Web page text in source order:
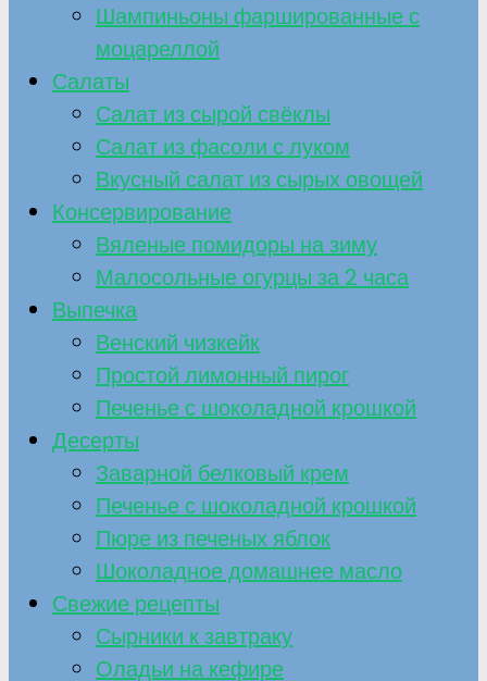
Шампиньоны фаршированные с
моцареллой
Салаты
Салат из сырой свёклы
Салат из фасоли с луком
Вкусный салат из сырых овощей
Консервирование
Вяленые помидоры на зиму
Малосольные огурцы за 2 часа
Выпечка
Венский чизкейк
Простой лимонный пирог
Печенье с шоколадной крошкой
Десерты
Заварной белковый крем
Печенье с шоколадной крошкой
Пюре из печеных яблок
Шоколадное домашнее масло
Свежие рецепты
Сырники к завтраку
Оладьи на кефире